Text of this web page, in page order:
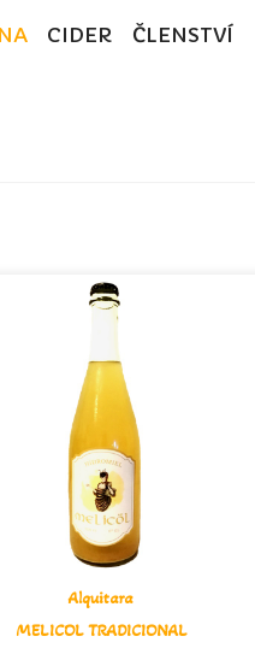
CIDER ČLENSTVÍ
Alquitara
MELICOL TRADICIONAL